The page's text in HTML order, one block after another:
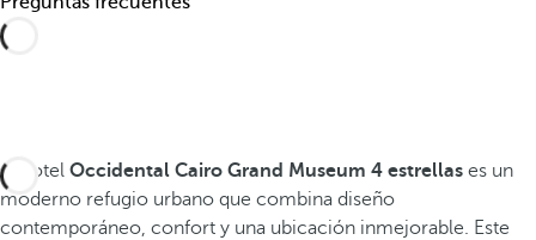
El hotel Occidental Cairo Grand Museum 4 estrellas es un
moderno refugio urbano que combina diseño
contemporáneo, confort y una ubicación inmejorable. Este